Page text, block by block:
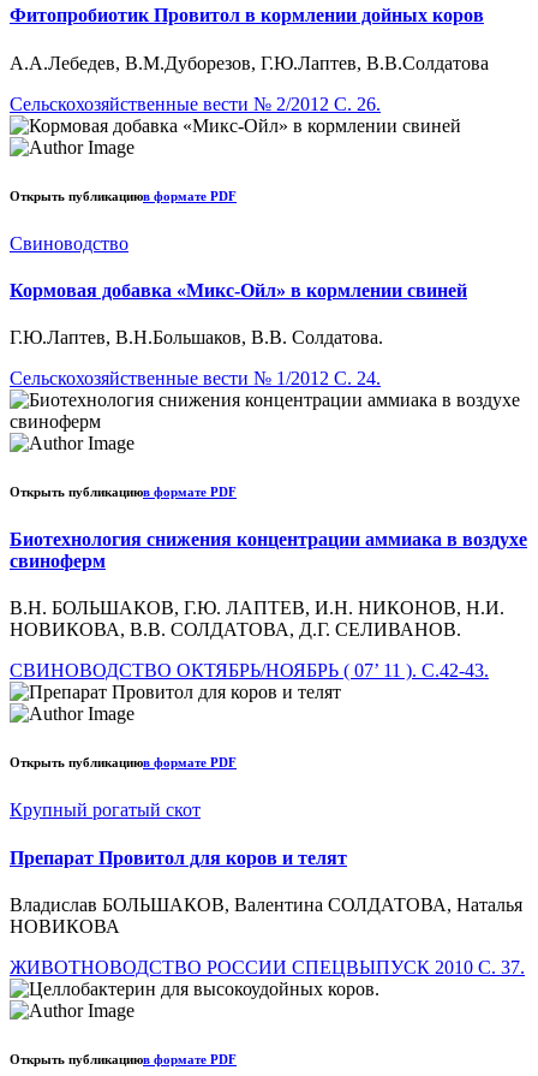
Фитопробиотик Провитол в кормлении дойных коров
А.А.Лебедев, В.М.Дуборезов, Г.Ю.Лаптев, В.В.Солдатова
Сельскохозяйственные вести № 2/2012 С. 26.
Открыть публикациюв формате PDF
Свиноводство
Кормовая добавка «Микс-Ойл» в кормлении свиней
Г.Ю.Лаптев, В.Н.Большаков, В.В. Солдатова.
Сельскохозяйственные вести № 1/2012 С. 24.
Открыть публикациюв формате PDF
Биотехнология снижения концентрации аммиака в воздухе
свиноферм
В.Н. БОЛЬШАКОВ, Г.Ю. ЛАПТЕВ, И.Н. НИКОНОВ, Н.И.
НОВИКОВА, В.В. СОЛДАТОВА, Д.Г. СЕЛИВАНОВ.
СВИНОВОДСТВО ОКТЯБРЬ/НОЯБРЬ ( 07’ 11 ). С.42-43.
Открыть публикациюв формате PDF
Крупный рогатый скот
Препарат Провитол для коров и телят
Владислав БОЛЬШАКОВ, Валентина СОЛДАТОВА, Наталья
НОВИКОВА
ЖИВОТНОВОДСТВО РОССИИ СПЕЦВЫПУСК 2010 С. 37.
Открыть публикациюв формате PDF